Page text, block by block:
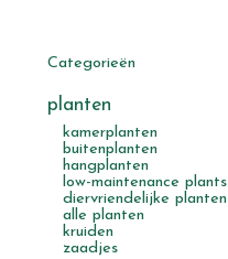
Categorieën
planten
kamerplanten
buitenplanten
hangplanten
low-maintenance plants
diervriendelijke planten
alle planten
kruiden
zaadjes